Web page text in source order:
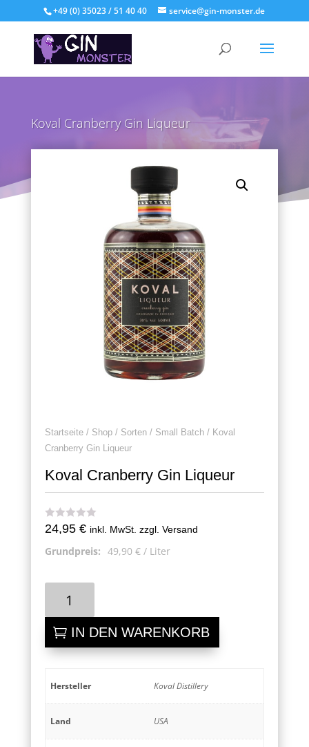
+49 (0) 35023 / 51 40 40 service@gin-monster.de
Koval Cranberry Gin Liqueur
Startseite/ Shop/ Sorten/ Small Batch/ Koval
Cranberry Gin Liqueur
Koval Cranberry Gin Liqueur
24,95 € inkl. MwSt. zzgl. Versand
Grundpreis: 49,90 €/ Liter
Cranberry
Liqueur
Menge
IN DEN WARENKORB
Hersteller Koval Distillery
Land USA